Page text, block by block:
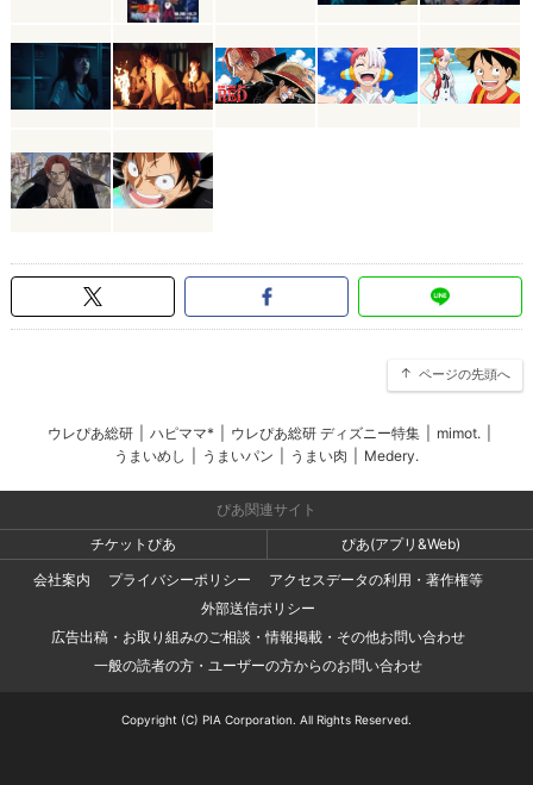
ページの先頭へ
ウレぴあ総研 ハピママ* ウレぴあ総研 ディズニー特集 mimot.
うまいめし
うまいパン うまい肉 Medery.
ぴあ関連サイト
チケットぴあ
ぴあ(アプリ&Web)
会社案内
プライバシーポリシー
アクセスデータの利用・著作権等
外部送信ポリシー
広告出稿・お取り組みのご相談・情報掲載・その他お問い合わせ
一般の読者の方・ユーザーの方からのお問い合わせ
Copyright (C) PIA Corporation. All Rights Reserved.